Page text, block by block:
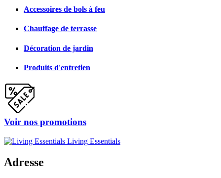
Accessoires de bols à feu
Chauffage de terrasse
Décoration de jardin
Produits d'entretien
Voir nos promotions
Living Essentials
Adresse